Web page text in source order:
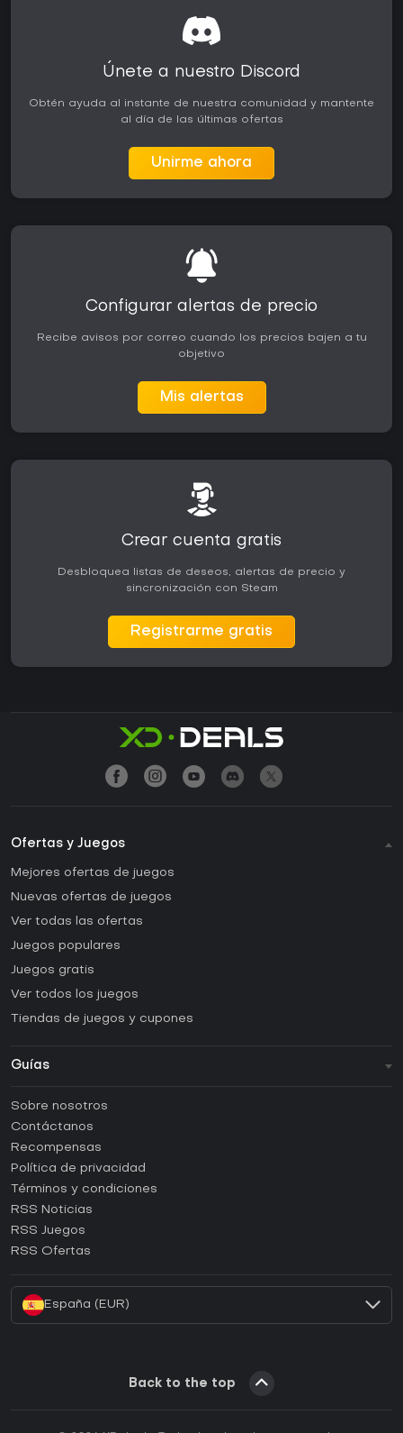
Únete a nuestro Discord
Obtén ayuda al instante de nuestra comunidad y mantente
al día de las últimas ofertas
Unirme ahora
Configurar alertas de precio
Recibe avisos por correo cuando los precios bajen a tu
objetivo
Mis alertas
Crear cuenta gratis
Desbloquea listas de deseos, alertas de precio y
sincronización con Steam
Registrarme gratis
Ofertas y Juegos
Mejores ofertas de juegos
Nuevas ofertas de juegos
Ver todas las ofertas
Juegos populares
Juegos gratis
Ver todos los juegos
Tiendas de juegos y cupones
Guías
Guías y tutoriales
¿Cómo activar una CD Key de Steam?
¿Cómo activar una CD Key de Epic Games?
¿Cómo activar una CD Key de GOG?
¿Cómo activar una CD Key de Ubisoft Connect?
Sobre nosotros
Contáctanos
Recompensas
Política de privacidad
Términos y condiciones
RSS Noticias
RSS Juegos
RSS Ofertas
España (EUR)
Back to the top